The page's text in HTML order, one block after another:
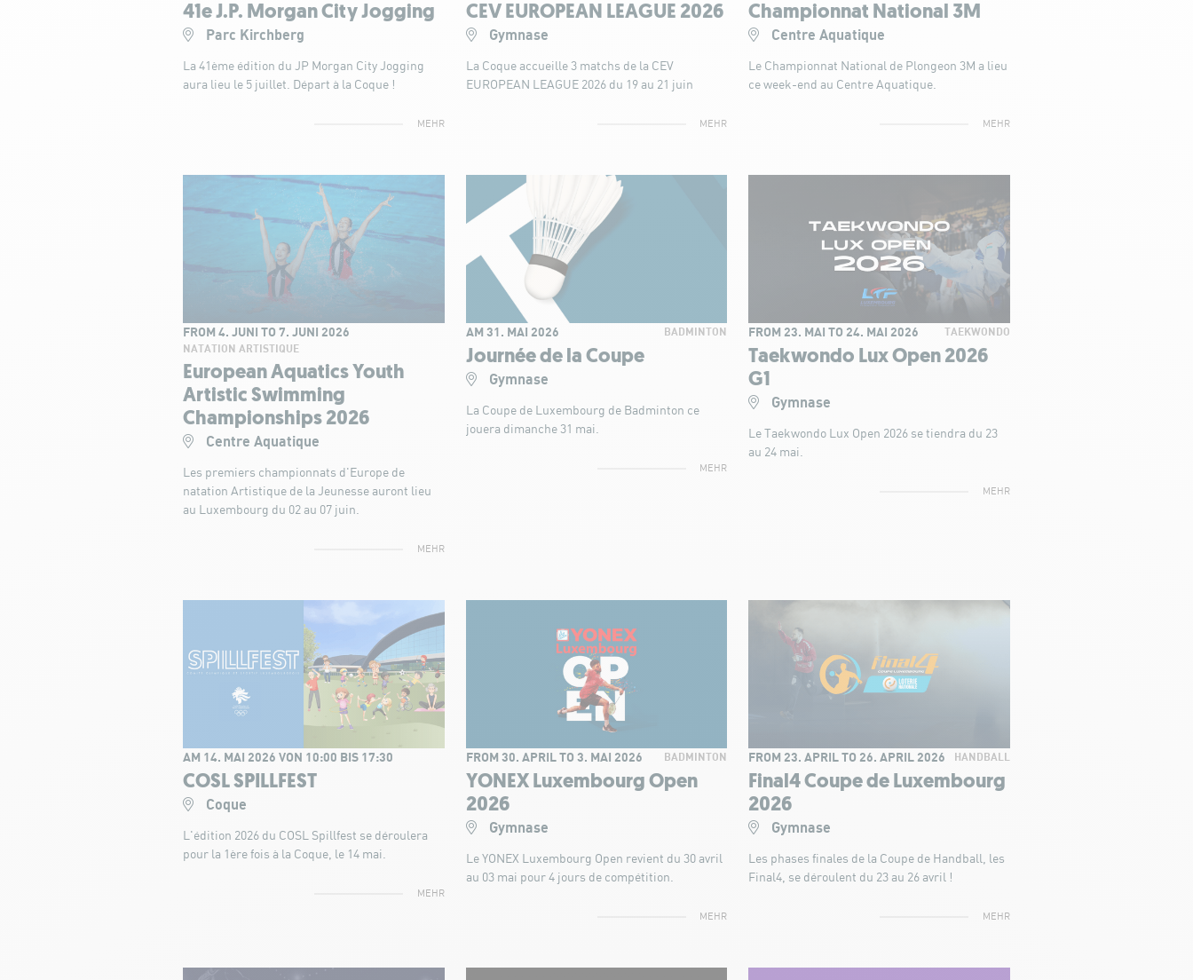
41e J.P. Morgan City Jogging
Parc Kirchberg
La 41ème édition du JP Morgan City Jogging
aura lieu le 5 juillet. Départ à la Coque !
MEHR
CEV EUROPEAN LEAGUE 2026
Gymnase
La Coque accueille 3 matchs de la CEV
EUROPEAN LEAGUE 2026 du 19 au 21 juin
MEHR
Championnat National 3M
Centre Aquatique
Le Championnat National de Plongeon 3M a lieu
ce week-end au Centre Aquatique.
MEHR
FROM 4. JUNI TO 7. JUNI 2026
NATATION ARTISTIQUE
European Aquatics Youth
Artistic Swimming
Championships 2026
Centre Aquatique
Les premiers championnats d'Europe de
natation Artistique de la Jeunesse auront lieu
au Luxembourg du 02 au 07 juin.
MEHR
AM 31. MAI 2026 BADMINTON
Journée de la Coupe
Gymnase
La Coupe de Luxembourg de Badminton ce
jouera dimanche 31 mai.
MEHR
FROM 23. MAI TO 24. MAI 2026 TAEKWONDO
Taekwondo Lux Open 2026
G1
Gymnase
Le Taekwondo Lux Open 2026 se tiendra du 23
au 24 mai.
MEHR
AM 14. MAI 2026 VON 10:00 BIS 17:30
COSL SPILLFEST
Coque
L'édition 2026 du COSL Spillfest se déroulera
pour la 1ère fois à la Coque, le 14 mai.
MEHR
FROM 30. APRIL TO 3. MAI 2026 BADMINTON
YONEX Luxembourg Open
2026
Gymnase
Le YONEX Luxembourg Open revient du 30 avril
au 03 mai pour 4 jours de compétition.
MEHR
FROM 23. APRIL TO 26. APRIL 2026 HANDBALL
Final4 Coupe de Luxembourg
2026
Gymnase
Les phases finales de la Coupe de Handball, les
Final4, se déroulent du 23 au 26 avril !
MEHR